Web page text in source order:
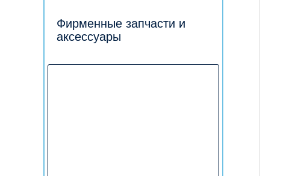
Фирменные запчасти и
аксессуары